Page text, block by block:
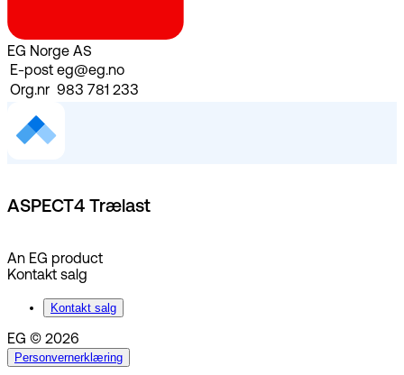
EG Norge AS
E-post eg@eg.no
Org.nr 983 781 233
ASPECT4 Trælast
An EG product
Kontakt salg
Kontakt salg
EG © 2026
Personvernerklæring